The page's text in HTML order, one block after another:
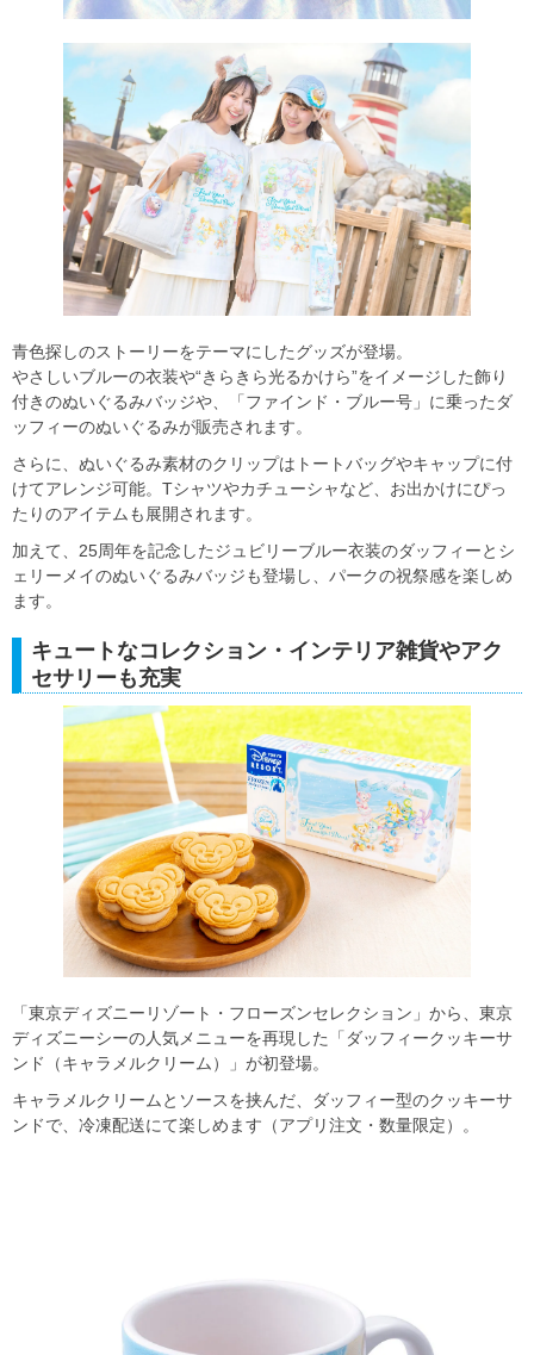
青色探しのストーリーをテーマにしたグッズが登場。
やさしいブルーの衣装や“きらきら光るかけら”をイメージした飾り
付きのぬいぐるみバッジや、「ファインド・ブルー号」に乗ったダ
ッフィーのぬいぐるみが販売されます。
さらに、ぬいぐるみ素材のクリップはトートバッグやキャップに付
けてアレンジ可能。Tシャツやカチューシャなど、お出かけにぴっ
たりのアイテムも展開されます。
加えて、25周年を記念したジュビリーブルー衣装のダッフィーとシ
ェリーメイのぬいぐるみバッジも登場し、パークの祝祭感を楽しめ
ます。
キュートなコレクション・インテリア雑貨やアク
セサリーも充実
「東京ディズニーリゾート・フローズンセレクション」から、東京
ディズニーシーの人気メニューを再現した「ダッフィークッキーサ
ンド（キャラメルクリーム）」が初登場。
キャラメルクリームとソースを挟んだ、ダッフィー型のクッキーサ
ンドで、冷凍配送にて楽しめます（アプリ注文・数量限定）。